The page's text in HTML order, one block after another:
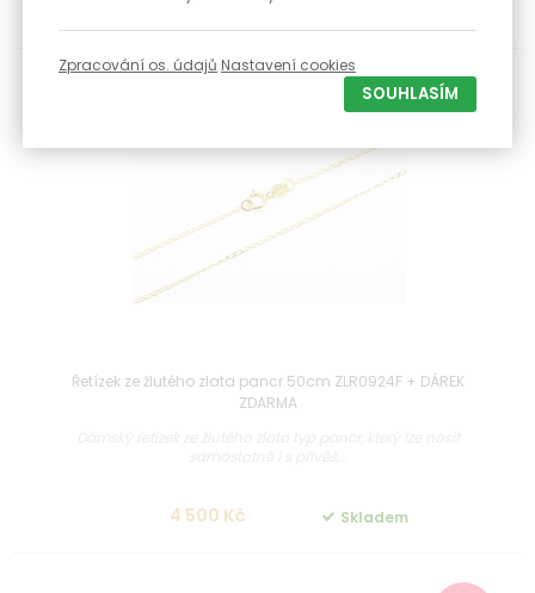
4 050 Kč
-15 %
Řetízek ze žlutého zlata pancr 50cm ZLR0924F + DÁREK
ZDARMA
4 500 Kč Skladem
Zpracování os. údajů Nastavení cookies
SOUHLASÍM